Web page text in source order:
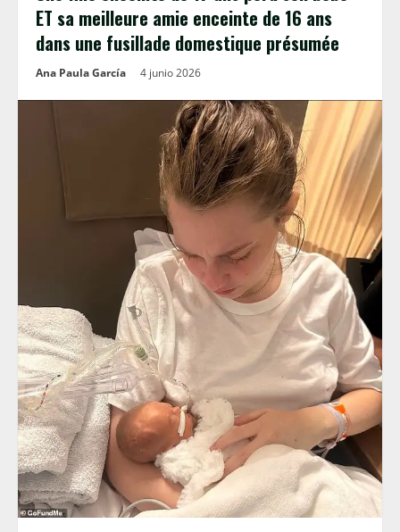
ET sa meilleure amie enceinte de 16 ans
dans une fusillade domestique présumée
Ana Paula García 4 junio 2026